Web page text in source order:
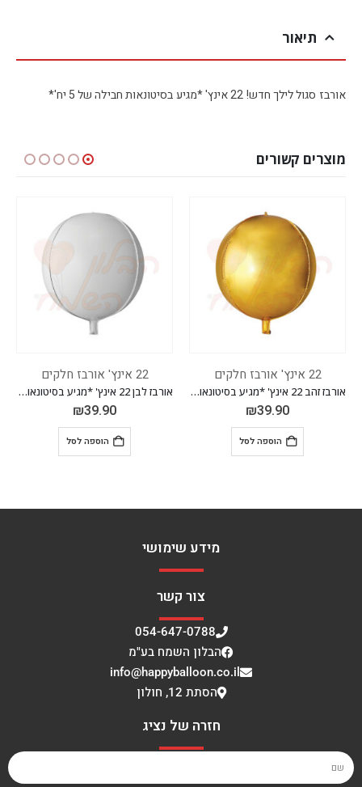
תיאור
אורבז סגול לילך חדש! 22 אינץ' *מגיע בסיטונאות חבילה של 5 יח'*
מוצרים קשורים
22 אינץ' אורבז חלקים
אורבז זהב 22 אינץ' *מגיע בסיטונאות חבילה של 5 יח'*
₪39.90
הוספה לסל
22 אינץ' אורבז חלקים
אורבז לבן 22 אינץ' *מגיע בסיטונאות חבילה של 5 יח'*
₪39.90
הוספה לסל
מידע שימושי
צור קשר
054-647-0788
הבלון השמח בע"מ
info@happyballoon.co.il
הסתת 12, חולון
חזרה של נציג